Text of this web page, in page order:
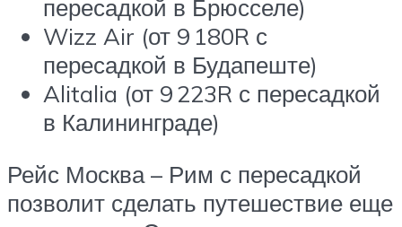
пересадкой в Брюсселе)
Wizz Air (от 9 180R с
пересадкой в Будапеште)
Alitalia (от 9 223R с пересадкой
в Калининграде)
Рейс Москва – Рим с пересадкой
позволит сделать путешествие еще